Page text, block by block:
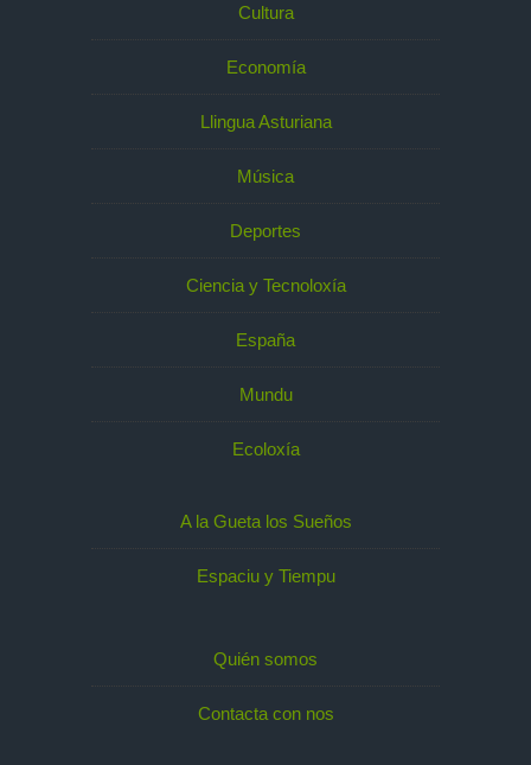
Cultura
Economía
Llingua Asturiana
Música
Deportes
Ciencia y Tecnoloxía
España
Mundu
Ecoloxía
A la Gueta los Sueños
Espaciu y Tiempu
Quién somos
Contacta con nos